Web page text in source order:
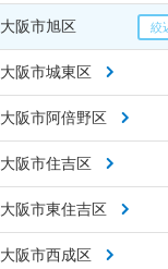
大阪市旭区
大阪市城東区
大阪市阿倍野区
大阪市住吉区
大阪市東住吉区
大阪市西成区